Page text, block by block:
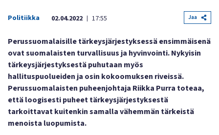
Politiikka 02.04.2022 | 17:55 Jaa
Perussuomalaisille tärkeysjärjestyksessä ensimmäisenä
ovat suomalaisten turvallisuus ja hyvinvointi. Nykyisin
tärkeysjärjestyksestä puhutaan myös
hallituspuolueiden ja osin kokoomuksen riveissä.
Perussuomalaisten puheenjohtaja Riikka Purra toteaa,
että loogisesti puheet tärkeysjärjestyksestä
tarkoittavat kuitenkin samalla vähemmän tärkeistä
menoista luopumista.